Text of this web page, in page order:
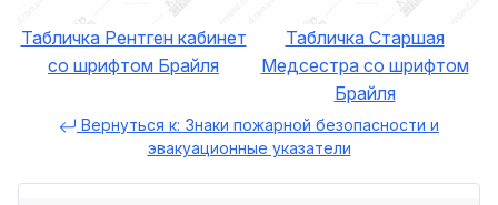
Табличка Рентген кабинет
со шрифтом Брайля
Табличка Старшая
Медсестра со шрифтом
Брайля
Вернуться к: Знаки пожарной безопасности и
эвакуационные указатели